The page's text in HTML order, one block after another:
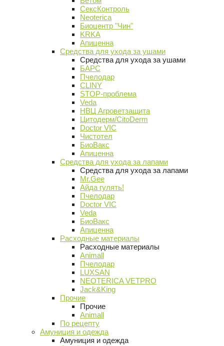
СексКонтроль
Neoterica
Биоцентр "Чин"
KRKA
Апиценна
Средства для ухода за ушами
Средства для ухода за ушами
БАРС
Пчелодар
CLINY
STOP-проблема
Veda
НВЦ Агроветзащита
Цитодерм/CitoDerm
Doctor VIC
Чистотел
БиоВакс
Апиценна
Средства для ухода за лапами
Средства для ухода за лапами
Mr.Gee
Айда гулять!
Пчелодар
Doctor VIC
Veda
БиоВакс
Апиценна
Расходные материалы
Расходные материалы
Animall
Пчелодар
LUXSAN
NEOTERICA VETPRO
Jack&King
Прочие
Прочие
Animall
По рецепту
Амуниция и одежда
Амуниция и одежда